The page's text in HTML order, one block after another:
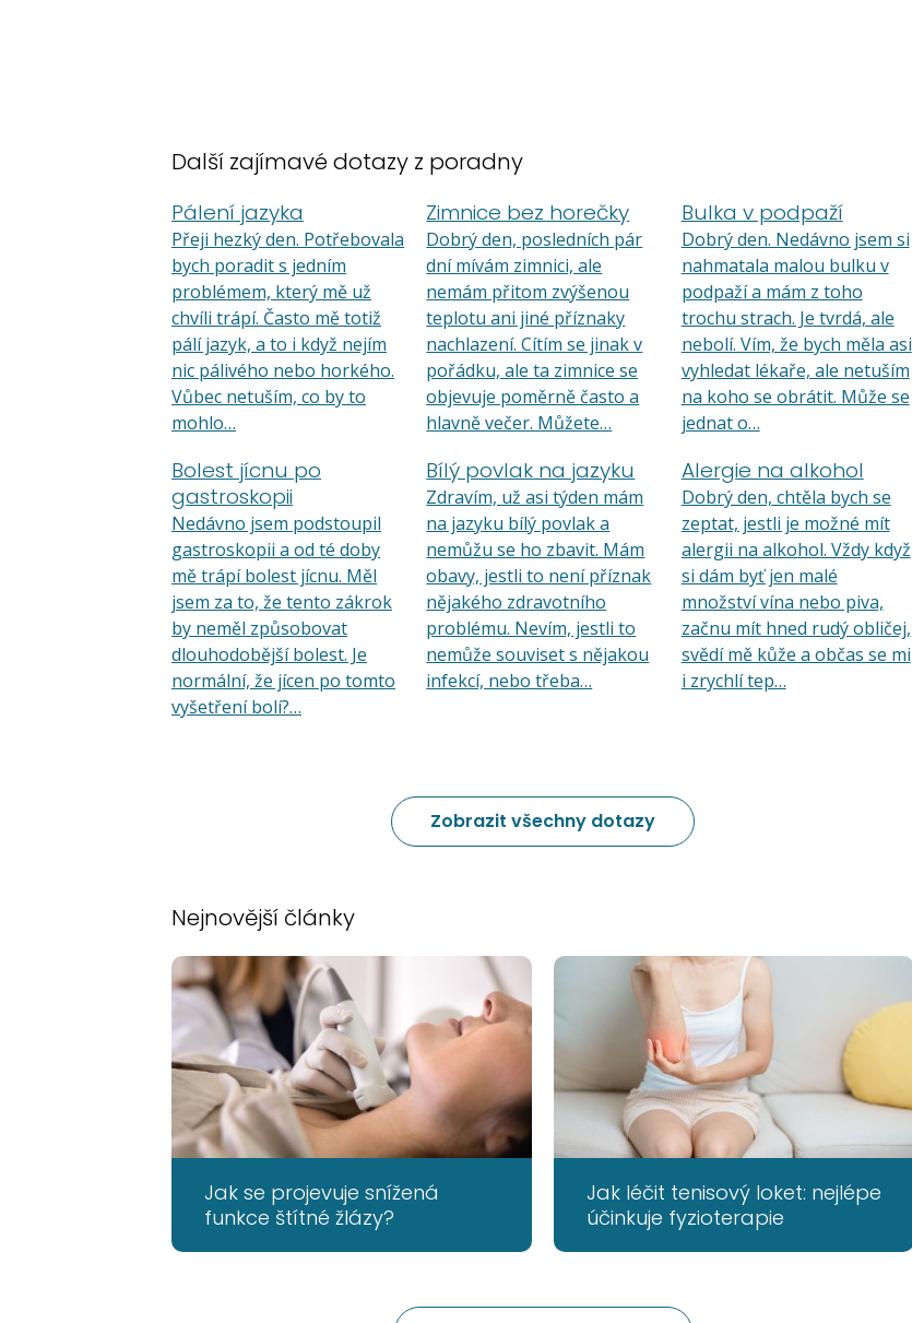
Další zajímavé dotazy z poradny
Pálení jazyka
Přeji hezký den. Potřebovala
bych poradit s jedním
problémem, který mě už
chvíli trápí. Často mě totiž
pálí jazyk, a to i když nejím
nic pálivého nebo horkého.
Vůbec netuším, co by to
mohlo…
Zimnice bez horečky
Dobrý den, posledních pár
dní mívám zimnici, ale
nemám přitom zvýšenou
teplotu ani jiné příznaky
nachlazení. Cítím se jinak v
pořádku, ale ta zimnice se
objevuje poměrně často a
hlavně večer. Můžete…
Bulka v podpaží
Dobrý den. Nedávno jsem si
nahmatala malou bulku v
podpaží a mám z toho
trochu strach. Je tvrdá, ale
nebolí. Vím, že bych měla asi
vyhledat lékaře, ale netuším
na koho se obrátit. Může se
jednat o…
Bolest jícnu po
gastroskopii
Nedávno jsem podstoupil
gastroskopii a od té doby
mě trápí bolest jícnu. Měl
jsem za to, že tento zákrok
by neměl způsobovat
dlouhodobější bolest. Je
normální, že jícen po tomto
vyšetření bolí?…
Bílý povlak na jazyku
Zdravím, už asi týden mám
na jazyku bílý povlak a
nemůžu se ho zbavit. Mám
obavy, jestli to není příznak
nějakého zdravotního
problému. Nevím, jestli to
nemůže souviset s nějakou
infekcí, nebo třeba…
Alergie na alkohol
Dobrý den, chtěla bych se
zeptat, jestli je možné mít
alergii na alkohol. Vždy když
si dám byť jen malé
množství vína nebo piva,
začnu mít hned rudý obličej,
svědí mě kůže a občas se mi
i zrychlí tep…
Zobrazit všechny dotazy
Nejnovější články
Jak se projevuje snížená
funkce štítné žlázy?
Jak léčit tenisový loket: nejlépe
účinkuje fyzioterapie